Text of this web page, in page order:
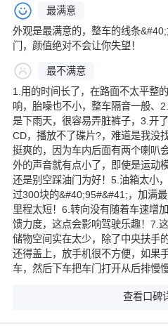
最满意
外观是最满意的，整车的线条
门，颜值绝对不会让你失望！
最不满意
1.用的时间长了，在路面不太平整
响，胎噪也不小，整车隔音一般、
是下雨天，很容易弄脏裤子，3.开
CD，播放不了碟片?，难道是我没
挺爽的，因为车内后面有两个喇叭
外的声音就有点小了，即使是运动
还是别空踩油门为好！5.油箱太小
过300块的&#40;95#&#41;，加满
里程太短！6.转向没有随着车速增
馈力度，这点会影响驾驶乐趣！7.
储物空间实在太少，除了中央扶手
还得盖上，放手机很不方便，如果
车，然后下车把车门打开从后排慢
查看口碑